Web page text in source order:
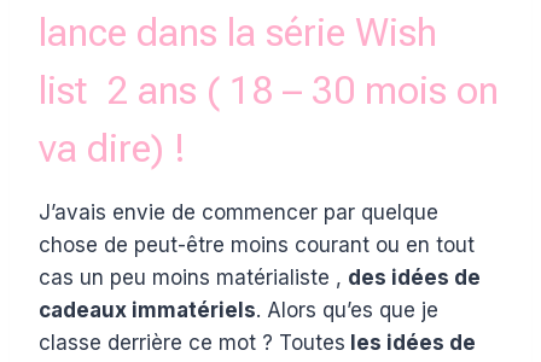
lance dans la série Wish
list 2 ans ( 18 – 30 mois on
va dire) !
J’avais envie de commencer par quelque
chose de peut-être moins courant ou en tout
cas un peu moins matérialiste , des idées de
cadeaux immatériels. Alors qu’es que je
classe derrière ce mot ? Toutes les idées de